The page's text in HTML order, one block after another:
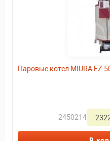
Паровые котел MIURA EZ-
2450214